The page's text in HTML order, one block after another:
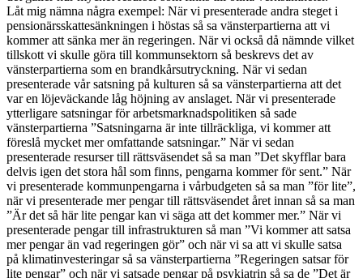
Låt mig nämna några exempel: När vi presenterade andra steget i
pensionärsskattesänkningen i höstas så sa vänsterpartierna att vi
kommer att sänka mer än regeringen. När vi också då nämnde vilket
tillskott vi skulle göra till kommunsektorn så beskrevs det av
vänsterpartierna som en brandkårsutryckning. När vi sedan
presenterade vår satsning på kulturen så sa vänsterpartierna att det
var en löjeväckande låg höjning av anslaget. När vi presenterade
ytterligare satsningar för arbetsmarknadspolitiken så sade
vänsterpartierna ”Satsningarna är inte tillräckliga, vi kommer att
föreslå mycket mer omfattande satsningar.” När vi sedan
presenterade resurser till rättsväsendet så sa man ”Det skyfflar bara
delvis igen det stora hål som finns, pengarna kommer för sent.” När
vi presenterade kommunpengarna i vårbudgeten så sa man ”för lite”,
när vi presenterade mer pengar till rättsväsendet året innan så sa man
”Är det så här lite pengar kan vi säga att det kommer mer.” När vi
presenterade pengar till infrastrukturen så man ”Vi kommer att satsa
mer pengar än vad regeringen gör” och när vi sa att vi skulle satsa
på klimatinvesteringar så sa vänsterpartierna ”Regeringen satsar för
lite pengar” och när vi satsade pengar på psykiatrin så sa de ”Det är